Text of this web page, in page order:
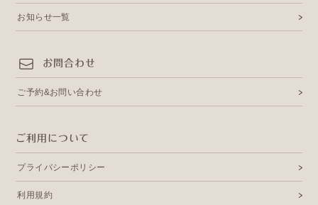
お知らせ一覧
お問合わせ
ご予約&お問い合わせ
ご利用について
プライバシーポリシー
利用規約